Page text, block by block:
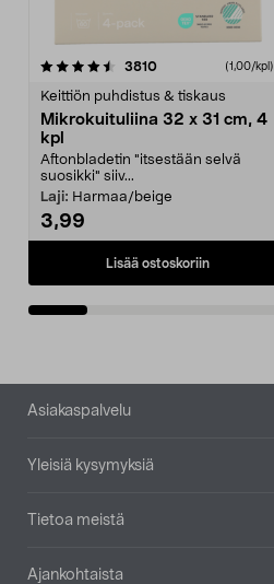
3810arvostelut (1,00/kpl)
Keittiön puhdistus & tiskaus
Mikrokuituliina 32 x 31 cm, 4
kpl
Aftonbladetin "itsestään selvä
suosikki" siiv...
Laji: Harmaa/beige
3,99
Lisää ostoskoriin
4.5viidestä
Alatunniste
Asiakaspalvelu
Yleisiä kysymyksiä
Tietoa meistä
Ajankohtaista